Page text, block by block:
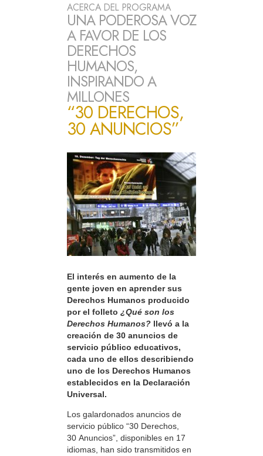
ACERCA DEL PROGRAMA
UNA PODEROSA VOZ
A FAVOR DE LOS
DERECHOS
HUMANOS,
INSPIRANDO A
MILLONES
“30 DERECHOS,
30 ANUNCIOS”
El interés en aumento de la
gente joven en aprender sus
Derechos Humanos producido
por el folleto ¿Qué son los
Derechos Humanos? llevó a la
creación de 30 anuncios de
servicio público educativos,
cada uno de ellos describiendo
uno de los Derechos Humanos
establecidos en la Declaración
Universal.
Los galardonados anuncios de
servicio público “30 Derechos,
30 Anuncios”, disponibles en 17
idiomas, han sido transmitidos en